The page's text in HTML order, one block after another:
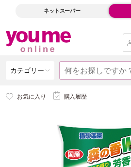
ネットスーパー
カテゴリー
お気に入り 購入履歴